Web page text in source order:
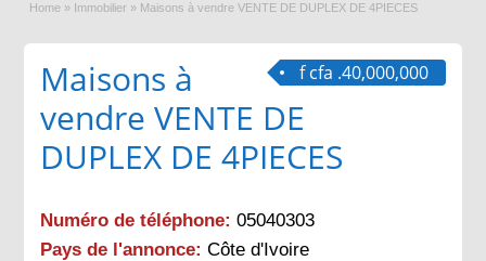
Home » Immobilier » Maisons à vendre VENTE DE DUPLEX DE 4PIECES
f cfa .40,000,000
Maisons à
vendre VENTE DE
DUPLEX DE 4PIECES
Numéro de téléphone: 05040303
Pays de l'annonce: Côte d'Ivoire